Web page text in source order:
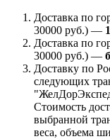
Доставка по
30000 руб.) —
Доставка по
30000 руб.) —
Доставку по
следующих
Стоимость
выбранной
веса, объема